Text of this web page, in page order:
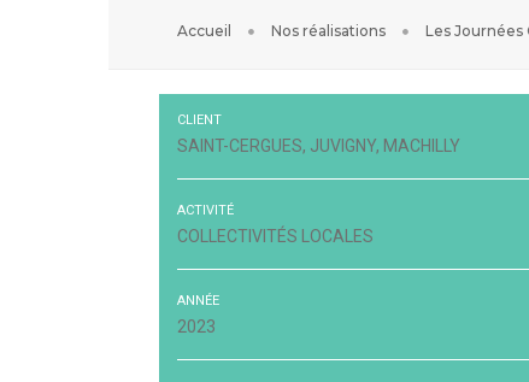
Accueil Nos réalisations Les Journées
CLIENT
SAINT-CERGUES, JUVIGNY, MACHILLY
ACTIVITÉ
COLLECTIVITÉS LOCALES
ANNÉE
2023